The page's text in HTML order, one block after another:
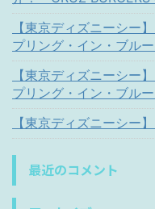
【東京ディズニーシー
プリング・イン・ブルー
【東京ディズニーシー
プリング・イン・ブルー
【東京ディズニーシ
最近のコメント